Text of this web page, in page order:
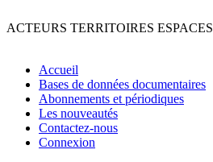
ACTEURS TERRITOIRES ESPACES
Accueil
Bases de données documentaires
Abonnements et périodiques
Les nouveautés
Contactez-nous
Connexion